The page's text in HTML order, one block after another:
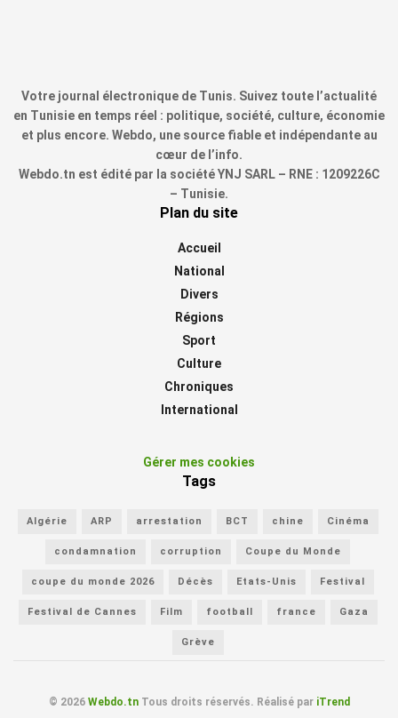
Votre journal électronique de Tunis. Suivez toute l’actualité
en Tunisie en temps réel : politique, société, culture, économie
et plus encore. Webdo, une source fiable et indépendante au
cœur de l’info.
Webdo.tn est édité par la société YNJ SARL – RNE : 1209226C
– Tunisie.
Plan du site
Accueil
National
Divers
Régions
Sport
Culture
Chroniques
International
Gérer mes cookies
Tags
Algérie ARP arrestation BCT chine Cinéma
condamnation corruption Coupe du Monde
coupe du monde 2026 Décès Etats-Unis Festival
Festival de Cannes Film football france Gaza
Grève
© 2026 Webdo.tnTous droits réservés. Réalisé par iTrend